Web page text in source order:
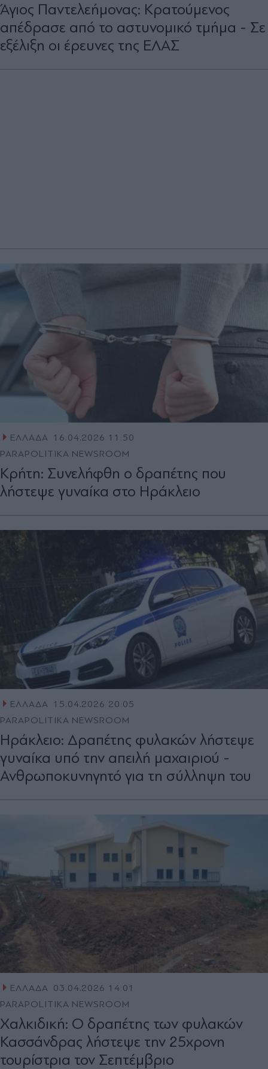
Άγιος Παντελεήμονας: Κρατούμενος
απέδρασε από το αστυνομικό τμήμα - Σε
εξέλιξη οι έρευνες της ΕΛΑΣ
ΕΛΛΑΔΑ 16.04.2026 11:50
PARAPOLITIKA NEWSROOM
Κρήτη: Συνελήφθη ο δραπέτης που
λήστεψε γυναίκα στο Ηράκλειο
ΕΛΛΑΔΑ
15.04.2026 20:05
PARAPOLITIKA NEWSROOM
Ηράκλειο: Δραπέτης φυλακών λήστεψε
γυναίκα υπό την απειλή μαχαιριού -
Ανθρωποκυνηγητό για τη σύλληψη του
ΕΛΛΑΔΑ 03.04.2026 14:01
PARAPOLITIKA NEWSROOM
Χαλκιδική: Ο δραπέτης των φυλακών
Κασσάνδρας λήστεψε την 25χρονη
τουρίστρια τον Σεπτέμβριο